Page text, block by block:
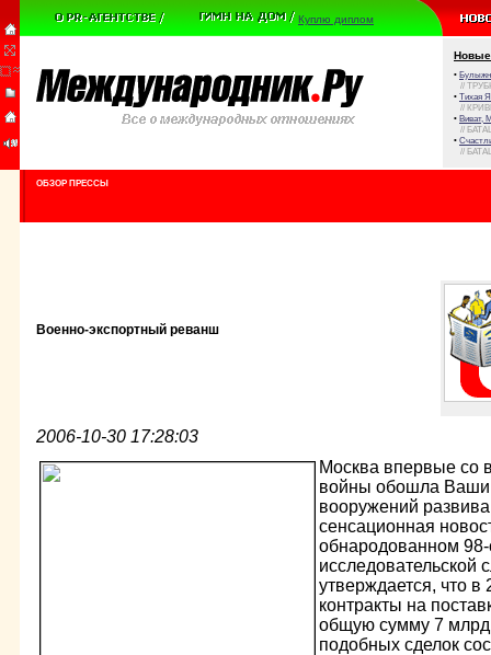
Куплю диплом
Новые
•
//
• Тихая
//
• Виват,
//
•
//
ОБЗОР ПРЕССЫ
Военно-экспортный реванш
2006-10-30 17:28:03
Москва впервые со
войны обошла
вооружений
сенсационная
обнародованном
утверждается, что в
контракты на
общую сумму 7
подобных сделок